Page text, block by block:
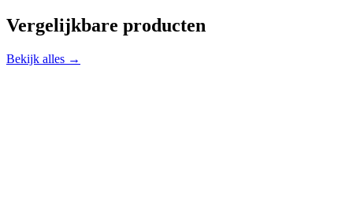
Vergelijkbare producten
Bekijk alles →